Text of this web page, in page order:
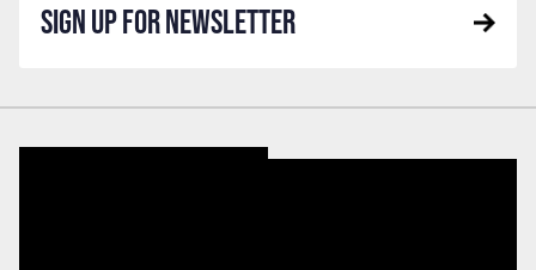
SIGN UP FOR NEWSLETTER